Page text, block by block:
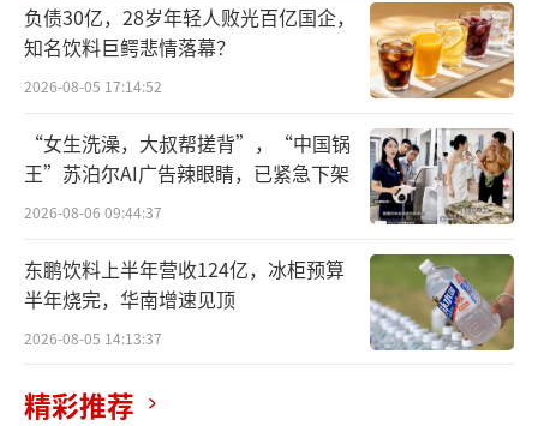
就是8月28日，其称确定石药集团为公司的
重整投资人。值得一提的是，7月3日，*ST景峰
实控人叶湘武辞去了董事长、董事、总裁等职
务。同时，公司拟聘任魏青杰为公司总裁；拟
聘任马学红为公司财务负责人。新聘任的总裁
魏青杰与财务负责人马学红，此前均在石药控
股任高管。
彼时就有市场猜测，长城资管和常德市地
方国资外，作为新的资方石药控股也有可能入
局到此次重整中。
负债30亿，28岁年轻人败光百亿国企，
知名饮料巨鳄悲情落幕？
2026-08-05 17:14:52
“女生洗澡，大叔帮搓背”，“中国锅
王”苏泊尔AI广告辣眼睛，已紧急下架
2026-08-06 09:44:37
东鹏饮料上半年营收124亿，冰柜预算
半年烧完，华南增速见顶
2026-08-05 14:13:37
精彩推荐